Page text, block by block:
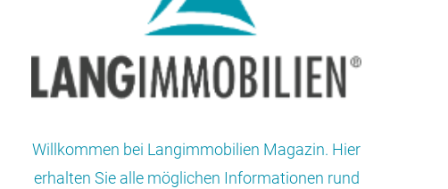
Willkommen bei Langimmobilien Magazin. Hier
erhalten Sie alle möglichen Informationen rund